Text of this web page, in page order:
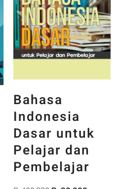
Bahasa
Indonesia
Dasar untuk
Pelajar dan
Pembelajar